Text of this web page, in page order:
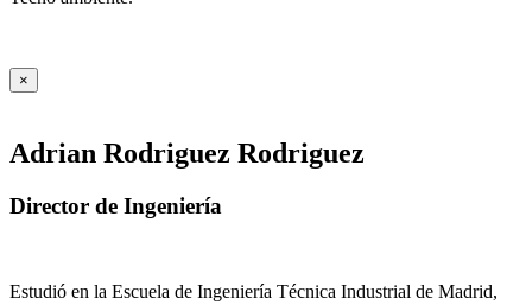
×
Adrian Rodriguez Rodriguez
Director de Ingeniería
Estudió en la Escuela de Ingeniería Técnica Industrial de Madrid,